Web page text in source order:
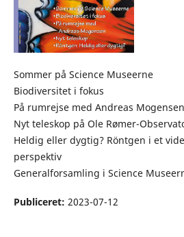
Sommer på Science Museerne
Biodiversitet i fokus
På rumrejse med Andreas Mogensen
Nyt teleskop på Ole Rømer-
Heldig eller dygtig? Röntgen i et
perspektiv
Generalforsamling i Science
Publiceret: 2023-07-12